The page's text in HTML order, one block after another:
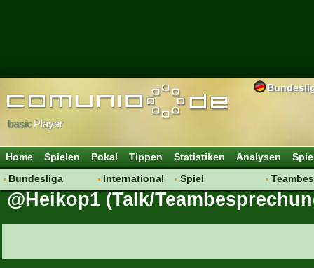
basicPlayer
Home Spielen Pokal Tippen Statistiken Analysen
Bundesliga
Hot News
International
Vereine
Spiel
Regeln & Tipps
@Heikop1 (Talk/